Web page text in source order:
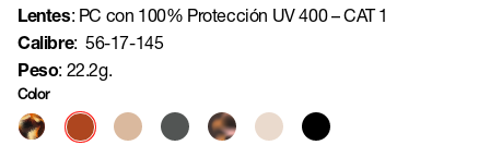
Lentes: PC con 100% Protección UV 400 – CAT 1
Calibre: 56-17-145
Peso: 22.2g.
Color